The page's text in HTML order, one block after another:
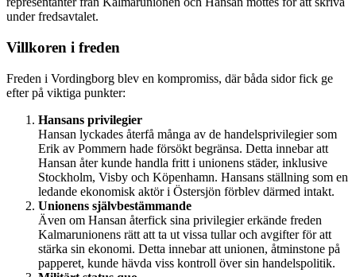
under fredsavtalet.
Villkoren i freden
Freden i Vordingborg blev en kompromiss, där båda sidor fick ge
efter på viktiga punkter:
Hansans privilegier
Hansan lyckades återfå många av de handelsprivilegier som
Erik av Pommern hade försökt begränsa. Detta innebar att
Hansan åter kunde handla fritt i unionens städer, inklusive
Stockholm, Visby och Köpenhamn. Hansans ställning som en
ledande ekonomisk aktör i Östersjön förblev därmed intakt.
Unionens självbestämmande
Även om Hansan återfick sina privilegier erkände freden
Kalmarunionens rätt att ta ut vissa tullar och avgifter för att
stärka sin ekonomi. Detta innebar att unionen, åtminstone på
papperet, kunde hävda viss kontroll över sin handelspolitik.